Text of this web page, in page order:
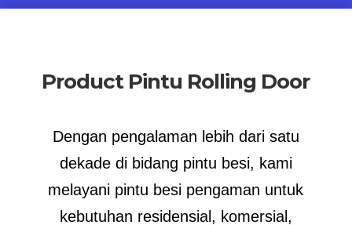
Product Pintu Rolling Door
Dengan pengalaman lebih dari satu
dekade di bidang pintu besi, kami
melayani pintu besi pengaman untuk
kebutuhan residensial, komersial,